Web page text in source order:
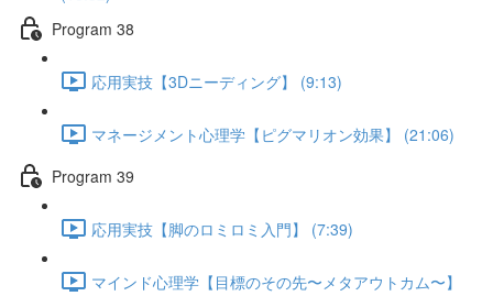
Program 38
応用実技【3Dニーディング】 (9:13)
マネージメント心理学【ピグマリオン効果】 (21:06)
Program 39
応用実技【脚のロミロミ入門】 (7:39)
マインド心理学【目標のその先〜メタアウトカム〜】